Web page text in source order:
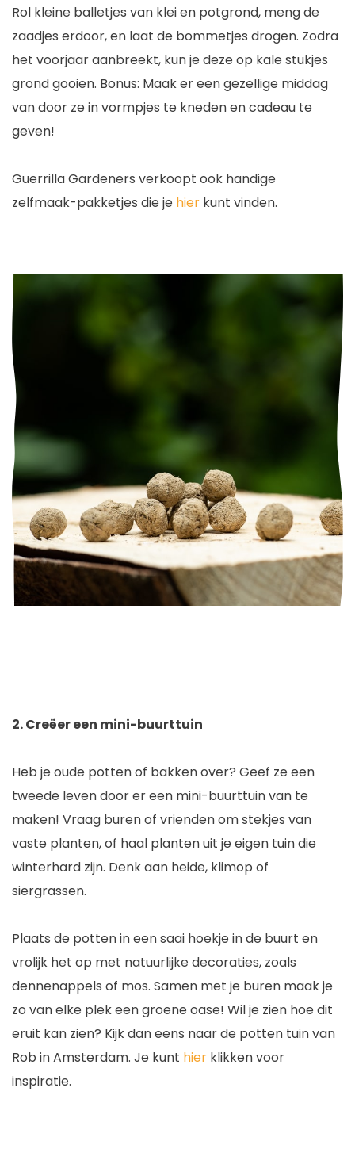
Rol kleine balletjes van klei en potgrond, meng de
zaadjes erdoor, en laat de bommetjes drogen. Zodra
het voorjaar aanbreekt, kun je deze op kale stukjes
grond gooien. Bonus: Maak er een gezellige middag
van door ze in vormpjes te kneden en cadeau te
geven!
Guerrilla Gardeners verkoopt ook handige
zelfmaak-pakketjes die je hier kunt vinden.
2. Creëer een mini-buurttuin
Heb je oude potten of bakken over? Geef ze een
tweede leven door er een mini-buurttuin van te
maken! Vraag buren of vrienden om stekjes van
vaste planten, of haal planten uit je eigen tuin die
winterhard zijn. Denk aan heide, klimop of
siergrassen.
Plaats de potten in een saai hoekje in de buurt en
vrolijk het op met natuurlijke decoraties, zoals
dennenappels of mos. Samen met je buren maak je
zo van elke plek een groene oase! Wil je zien hoe dit
eruit kan zien? Kijk dan eens naar de potten tuin van
Rob in Amsterdam. Je kunt hier klikken voor
inspiratie.